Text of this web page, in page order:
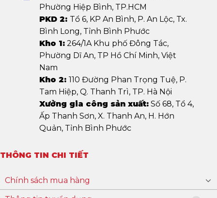
Phường Hiệp Bình, TP.HCM
PKD 2: Tổ 6, KP An Bình, P. An Lộc, Tx.
Bình Long, Tỉnh Bình Phước
Kho 1:264/1A Khu phố Đông Tác,
Phường Dĩ An, TP Hồ Chí Minh, Việt
Nam
Kho 2: 110 Đường Phan Trọng Tuệ, P.
Tam Hiệp, Q. Thanh Trì, TP. Hà Nội
Xưởng gia công sản xuất:Số 68, Tổ 4,
Ấp Thanh Sơn, X. Thanh An, H. Hớn
Quản, Tỉnh Bình Phước
THÔNG TIN CHI TIẾT
Chính sách mua hàng